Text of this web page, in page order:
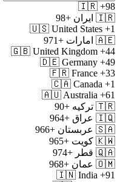
🇮🇷 +98
🇮🇷 ایران +98
🇺🇸 United States +1
🇦🇪 امارات +971
🇬🇧 United Kingdom +44
🇩🇪 Germany +49
🇫🇷 France +33
🇨🇦 Canada +1
🇦🇺 Australia +61
🇹🇷 ترکیه +90
🇮🇶 عراق +964
🇸🇦 عربستان +966
🇰🇼 کویت +965
🇶🇦 قطر +974
🇴🇲 عمان +968
🇮🇳 India +91